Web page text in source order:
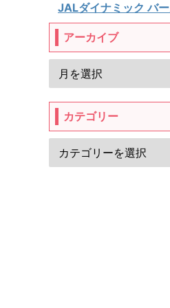
JALダイナミック バ
アーカイブ
カテゴリー